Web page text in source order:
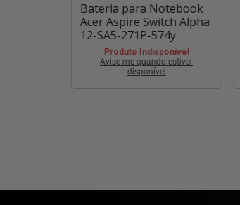
Bateria para Notebook
Acer Aspire Switch Alpha
12-SA5-271P-574y
Produto Indisponível
Avise-me quando estiver
disponível